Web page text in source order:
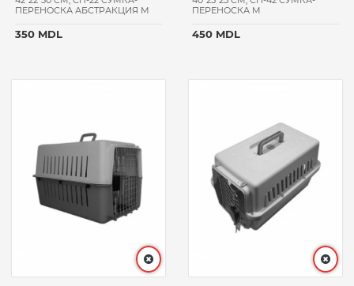
ПЕРЕНОСКА АБСТРАКЦИЯ М
350 MDL
ПЕРЕНОСКА M
450 MDL